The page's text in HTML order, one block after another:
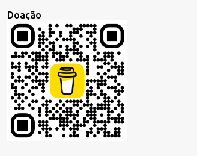
julho 2023
junho 2023
maio 2023
abril 2023
março 2023
fevereiro 2023
janeiro 2023
Doação